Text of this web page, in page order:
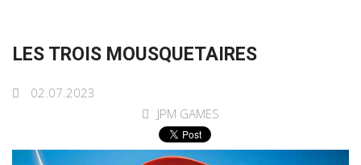
LES TROIS MOUSQUETAIRES
02.07.2023
JPM GAMES